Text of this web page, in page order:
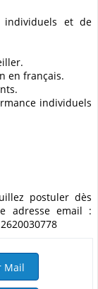
individuels et de
en français.
individuels
postuler dès
adresse email :
Mail